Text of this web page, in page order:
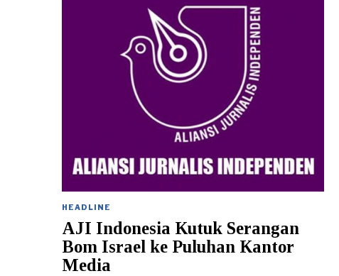
HEADLINE
AJI Indonesia Kutuk Serangan
Bom Israel ke Puluhan Kantor
Media